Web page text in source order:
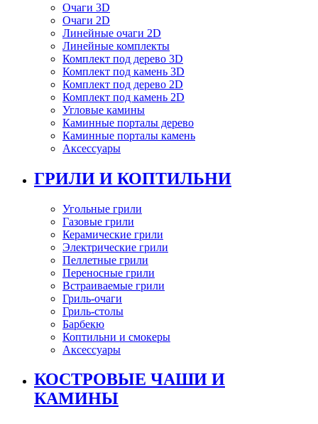
Очаги 3D
Очаги 2D
Линейные очаги 2D
Линейные комплекты
Комплект под дерево 3D
Комплект под камень 3D
Комплект под дерево 2D
Комплект под камень 2D
Угловые камины
Каминные порталы дерево
Каминные порталы камень
Аксессуары
ГРИЛИ И КОПТИЛЬНИ
Угольные грили
Газовые грили
Керамические грили
Электрические грили
Пеллетные грили
Переносные грили
Встраиваемые грили
Гриль-очаги
Гриль-столы
Барбекю
Коптильни и смокеры
Аксессуары
КОСТРОВЫЕ ЧАШИ И
КАМИНЫ